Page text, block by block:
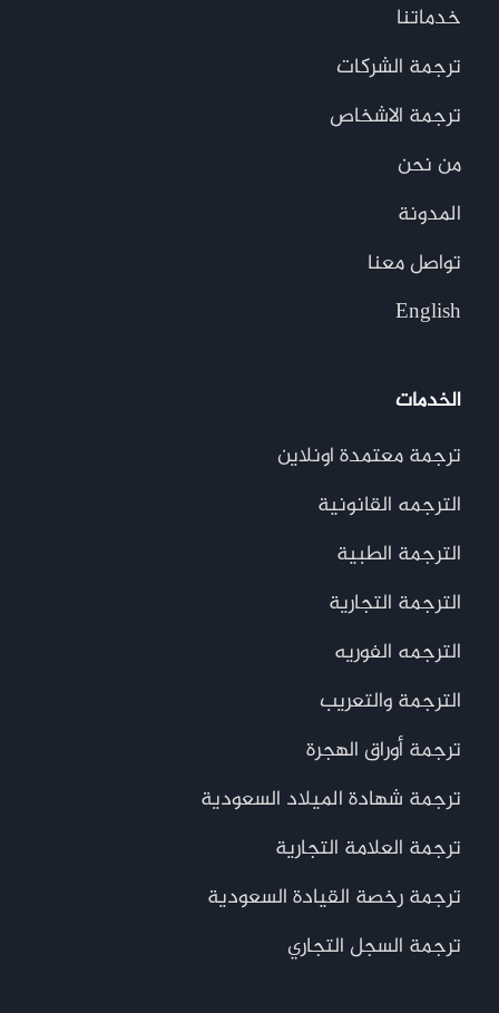
خدماتنا
ترجمة الشركات
ترجمة الاشخاص
من نحن
المدونة
تواصل معنا
English
الخدمات
ترجمة معتمدة اونلاين
الترجمه القانونية
الترجمة الطبية
الترجمة التجارية
الترجمه الفوريه
الترجمة والتعريب
ترجمة أوراق الهجرة
ترجمة شهادة الميلاد السعودية
ترجمة العلامة التجارية
ترجمة رخصة القيادة السعودية
ترجمة السجل التجاري